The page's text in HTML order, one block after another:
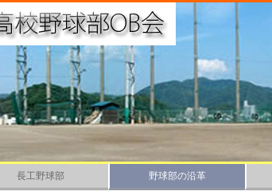
長工野球部 野球部の沿革